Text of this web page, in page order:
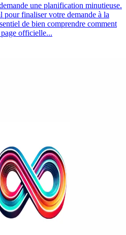
une planification minutieuse.
pour finaliser votre demande à la
de bien comprendre comment
officielle...